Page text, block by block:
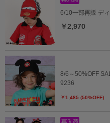
6/10一部再販 デ
￥2,970
8/6～50%OFF
9236
￥1,485 (50%OFF)